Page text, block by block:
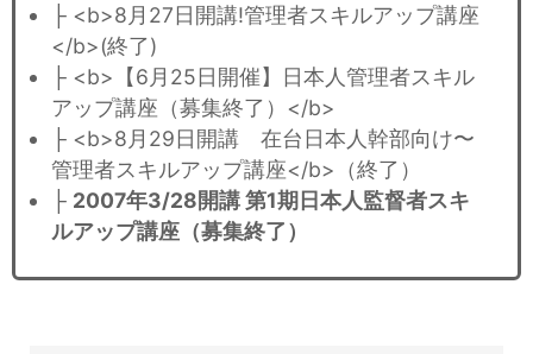
├ <b>8月27日開講!管理者スキルアップ講座
</b>(終了)
├ <b>【6月25日開催】日本人管理者スキル
アップ講座（募集終了）</b>
├ <b>8月29日開講 在台日本人幹部向け〜
管理者スキルアップ講座</b>（終了）
├ 2007年3/28開講 第1期日本人監督者スキ
ルアップ講座（募集終了）